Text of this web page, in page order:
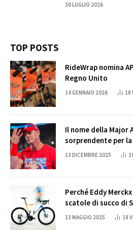
30 LUGLIO 2026
TOP POSTS
RideWrap nomina
Regno Unito
14 GENNAIO 2026 18
Il nome della Major
sorprendente per
Cena
13 DICEMBRE 2025
Perché Eddy
scatole di succo di
13 MAGGIO 2025 18